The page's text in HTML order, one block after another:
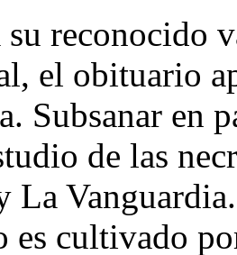
su reconocido
el obituario
Subsanar en
de las
La
es cultivado